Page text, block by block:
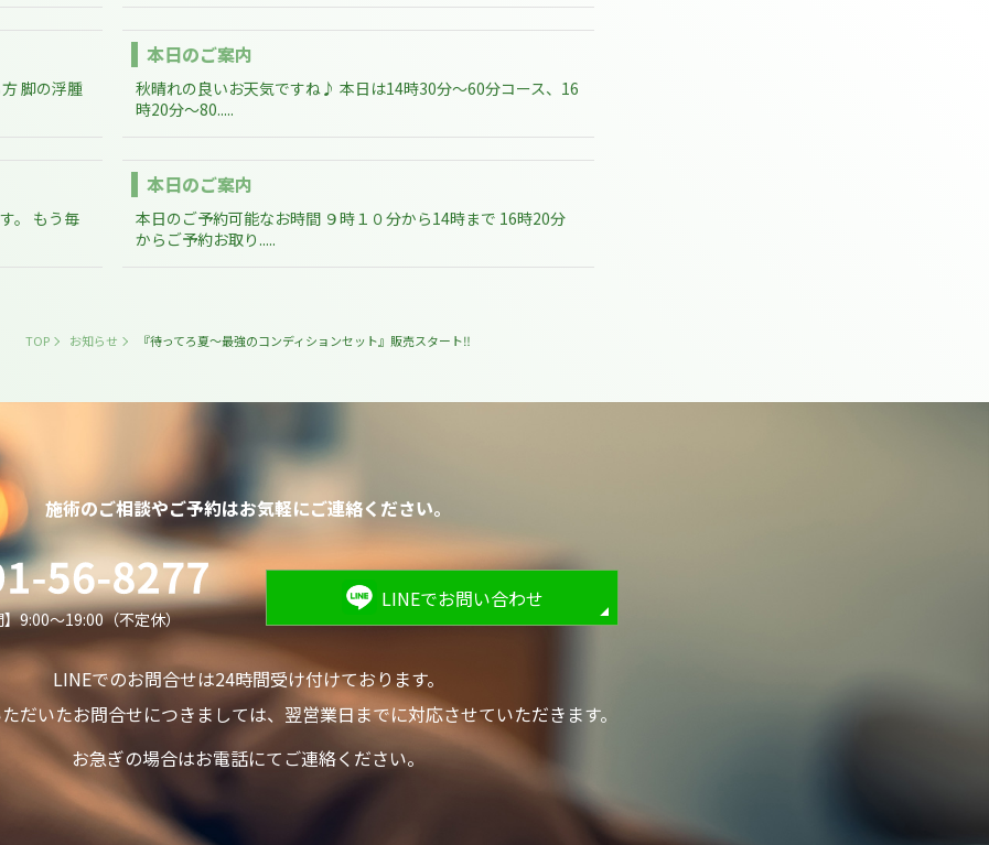
脚の浮腫
本日のご案内
秋晴れの良いお天気ですね♪ 本日は14時30分～60分コース、16
時20分～80.....
。 もう毎
本日のご案内
本日のご予約可能なお時間 ９時１０分から14時まで 16時20分
からご予約お取り.....
TOP お知らせ 『待ってろ夏～最強のコンディションセット』販売スタート‼
施術のご相談やご予約はお気軽にご連絡ください。
9:00～19:00（不定休）
LINEでお問い合わせ
LINEでのお問合せは24時間受け付けております。
だいたお問合せにつきましては、 翌営業日までに対応させていただきます。
お急ぎの場合はお電話にてご連絡ください。